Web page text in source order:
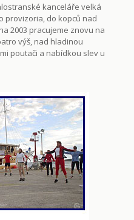
kanceláře velká
provizoria, do kopců nad
2003 pracujeme znovu na
výš, nad hladinou
poutači a nabídkou slev u